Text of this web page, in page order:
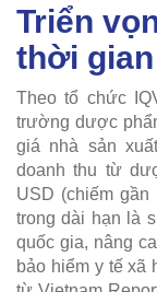
Triển
thời
Theo tổ chức
trường dược
giá nhà sản
doanh thu từ
USD (chiếm
trong dài hạn là
quốc gia, nâng
bảo hiểm y tế xã